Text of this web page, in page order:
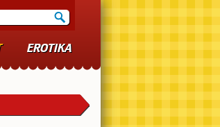
EROTIKA